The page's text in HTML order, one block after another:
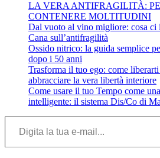
LA VERA ANTIFRAGILITÀ:
CONTENERE MOLTITUDINI
Dal vuoto al vino migliore: cosa ci
Cana sull’antifragilità
Ossido nitrico: la guida semplice
dopo i 50 anni
Trasforma il tuo ego: come
abbracciare la vera libertà interiore
Come usare il tuo Tempo come
intelligente: il sistema Dis/Co di
Digita la tua e-mail...